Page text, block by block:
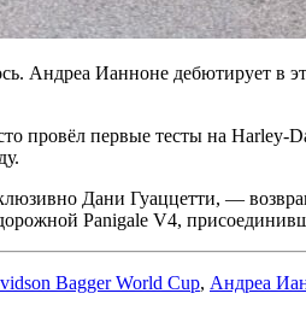
Андреа Ианноне дебютирует в
провёл первые тесты на Harley-
Дани Гуаццетти, —
Panigale V4,
Bagger World Cup, Андреа